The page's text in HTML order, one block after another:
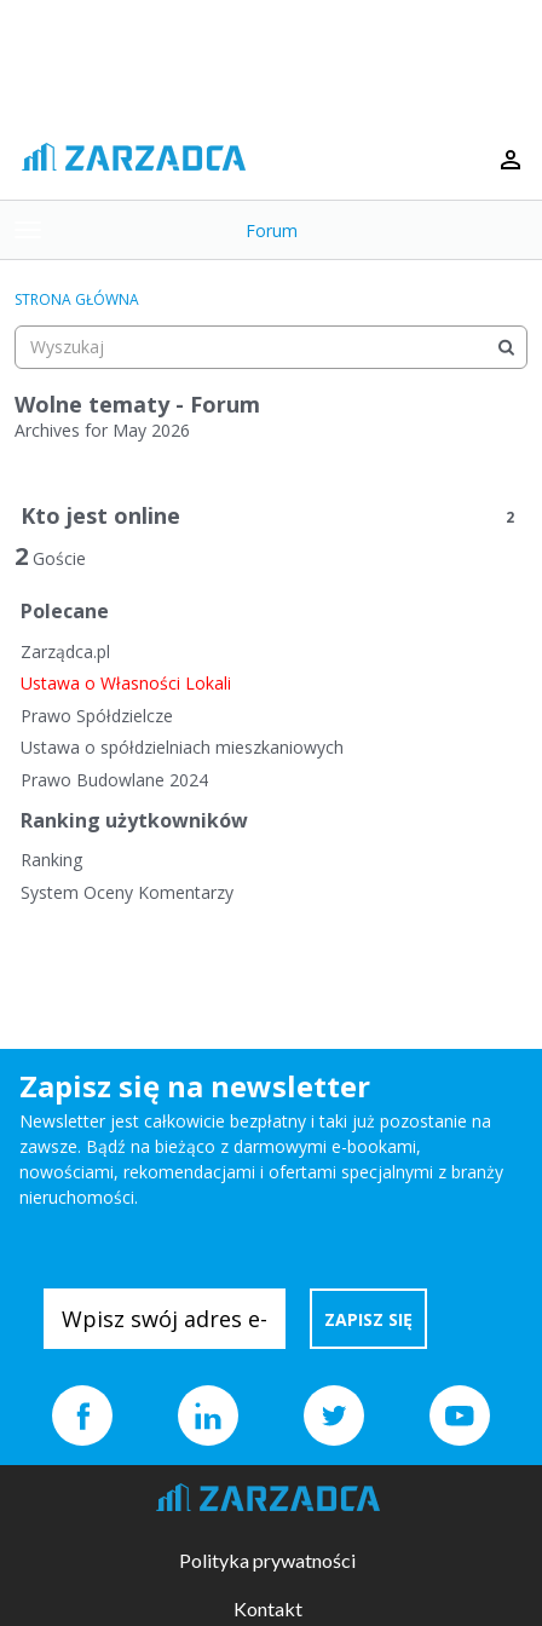
o
g
e
m
e
n
Forum
Kategorie
Dyskusje
Aktywność
STRONA GŁÓWNA
Wolne tematy - Forum
Archives for May 2026
s
t
d
s
k
u
s
n
Kto jest online 2
2 Goście
Polecane
Zarządca.pl
Ustawa o Własności Lokali
Prawo Spółdzielcze
Ustawa o spółdzielniach mieszkaniowych
Prawo Budowlane 2024
Ranking użytkowników
Ranking
System Oceny Komentarzy
Zapisz się na newsletter
Newsletter jest całkowicie bezpłatny i taki już pozostanie na
zawsze. Bądź na bieżąco z darmowymi e-bookami,
nowościami, rekomendacjami i ofertami specjalnymi z branży
nieruchomości.
Polityka prywatności
Kontakt